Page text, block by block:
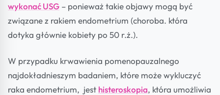
wykonać USG – ponieważ takie objawy mogą być
związane z rakiem endometrium (choroba. która
dotyka głównie kobiety po 50 r.ż.).
W przypadku krwawienia pomenopauzalnego
najdokładnieszym badaniem, które może wykluczyć
raka endometrium, jest histeroskopia, która umożliwia